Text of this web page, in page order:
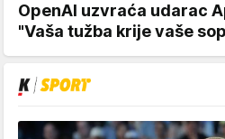
OpenAI uzvraća udarac
"Vaša tužba krije vaše